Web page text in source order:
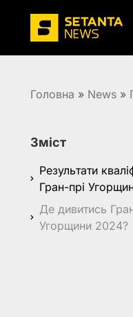
Головна » News »
Зміст
Результати
Гран-прі
Де дивитись
Угорщини 2024?